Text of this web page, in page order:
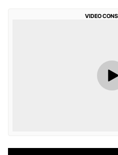
VIDEO